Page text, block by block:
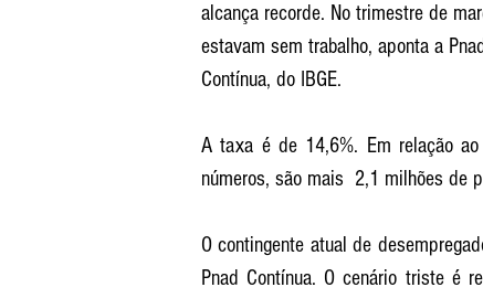
alcança recorde. No trimestre de
estavam sem trabalho, aponta a
Contínua, do IBGE.
A taxa é de 14,6%. Em relação
números, são mais  2,1 milhões de
O contingente atual de
Pnad Contínua. O cenário triste é